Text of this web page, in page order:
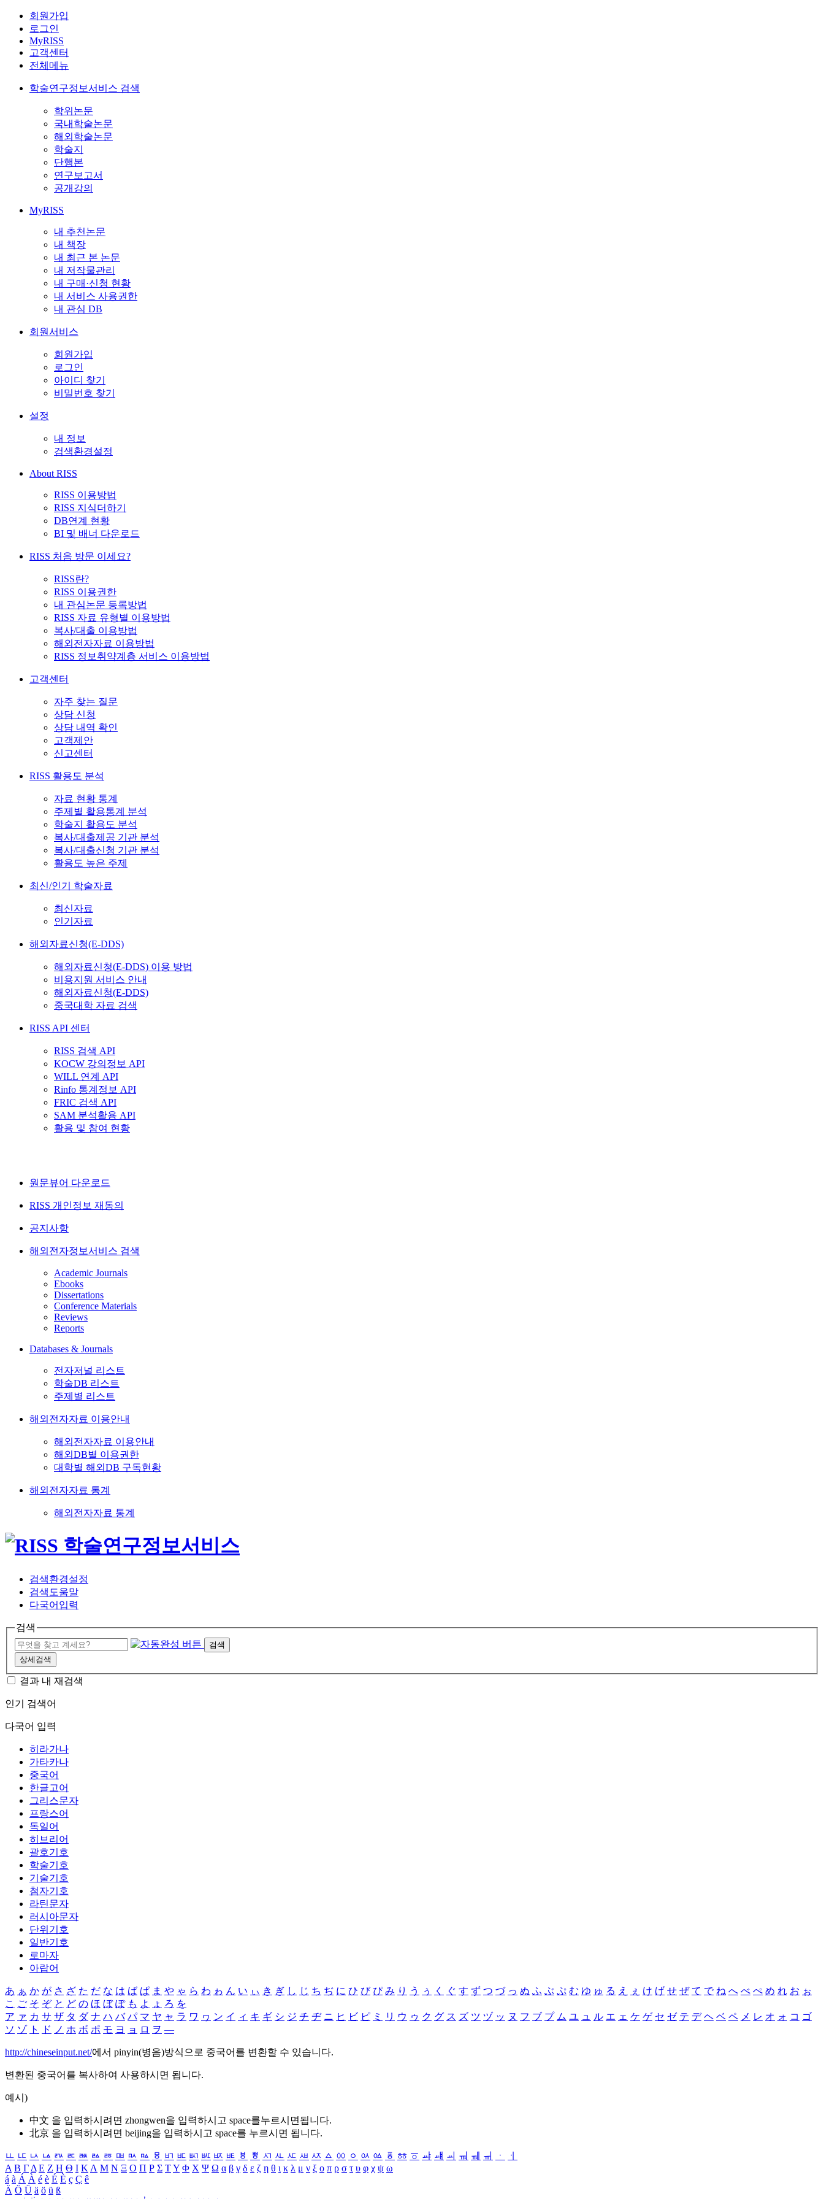
회원가입
로그인
MyRISS
고객센터
전체메뉴
학술연구정보서비스 검색
학위논문
국내학술논문
해외학술논문
학술지
단행본
연구보고서
공개강의
MyRISS
내 추천논문
내 책장
내 최근 본 논문
내 저작물관리
내 구매·신청 현황
내 서비스 사용권한
내 관심 DB
회원서비스
회원가입
로그인
아이디 찾기
비밀번호 찾기
설정
내 정보
검색환경설정
About RISS
RISS 이용방법
RISS 지식더하기
DB연계 현황
BI 및 배너 다운로드
RISS 처음 방문 이세요?
RISS란?
RISS 이용권한
내 관심논문 등록방법
RISS 자료 유형별 이용방법
복사/대출 이용방법
해외전자자료 이용방법
RISS 정보취약계층 서비스 이용방법
고객센터
자주 찾는 질문
상담 신청
상담 내역 확인
고객제안
신고센터
RISS 활용도 분석
자료 현황 통계
주제별 활용통계 분석
학술지 활용도 분석
복사/대출제공 기관 분석
복사/대출신청 기관 분석
활용도 높은 주제
최신/인기 학술자료
최신자료
인기자료
해외자료신청(E-DDS)
해외자료신청(E-DDS) 이용 방법
비용지원 서비스 안내
해외자료신청(E-DDS)
중국대학 자료 검색
RISS API 센터
RISS 검색 API
KOCW 강의정보 API
WILL 연계 API
Rinfo 통계정보 API
FRIC 검색 API
SAM 분석활용 API
활용 및 참여 현황
원문뷰어 다운로드
RISS 개인정보 재동의
공지사항
해외전자정보서비스 검색
Academic Journals
Ebooks
Dissertations
Conference Materials
Reviews
Reports
Databases & Journals
전자저널 리스트
학술DB 리스트
주제별 리스트
해외전자자료 이용안내
해외전자자료 이용안내
해외DB별 이용권한
대학별 해외DB 구독현황
해외전자자료 통계
해외전자자료 통계
검색환경설정
검색도움말
다국어입력
검색
검색
상세검색
결과 내 재검색
인기 검색어
다국어 입력
히라가나
가타카나
중국어
한글고어
그리스문자
프랑스어
독일어
히브리어
괄호기호
학술기호
기술기호
첨자기호
라틴문자
러시아문자
단위기호
일반기호
로마자
아랍어
あ ぁ か が さ ざ た だ な は ば ぱ ま や ゃ ら わ ゎ ん い ぃ き ぎ し じ ち ぢ に ひ び ぴ み り う ぅ く ぐ す ず つ づ っ ぬ ふ ぶ ぷ む ゆ ゅ る え ぇ け げ せ ぜ て で ね へ べ ぺ め れ お ぉ
こ ご そ ぞ と ど の ほ ぼ ぽ も よ ょ ろ を
ア ァ カ サ ザ タ ダ ナ ハ バ パ マ ヤ ャ ラ ワ ヮ ン イ ィ キ ギ シ ジ チ ヂ ニ ヒ ビ ピ ミ リ ウ ゥ ク グ ス ズ ツ ヅ ッ ヌ フ ブ プ ム ユ ュ ル エ ェ ケ ゲ セ ゼ テ デ ヘ ベ ペ メ レ オ ォ コ ゴ
ソ ゾ ト ド ノ ホ ボ ポ モ ヨ ョ ロ ヲ ―
http://chineseinput.net/에서 pinyin(병음)방식으로 중국어를 변환할 수 있습니다.
변환된 중국어를 복사하여 사용하시면 됩니다.
예시)
中文 을 입력하시려면 zhongwen을 입력하시고 space를누르시면됩니다.
北京 을 입력하시려면 beijing을 입력하시고 space를 누르시면 됩니다.
ㅥ ㅦ ㅧ ㅨ ㅩ ㅪ ㅫ ㅬ ㅭ ㅮ ㅯ ㅰ ㅱ ㅲ ㅳ ㅴ ㅵ ㅶ ㅷ ㅸ ㅹ ㅺ ㅻ ㅼ ㅽ ㅾ ㅿ ㆀ ㆁ ㆂ ㆃ ㆄ ㆅ ㆆ ㆇ ㆈ ㆉ ㆊ ㆋ ㆌ ㆍ
ㆎ
Α Β ΓΔ Ε Ζ Η Θ Ι ΚΛ Μ Ν Ξ Ο Π Ρ Σ ΤΥ Φ Χ Ψ Ω α β γ δ ε ζ η θ ι κ λ μ ν ξ ο π ρ σ τ υ φ χ ψ ω
á à Á À é è É È ç Ç ê
Ä Ö Ü ä ö ü ß